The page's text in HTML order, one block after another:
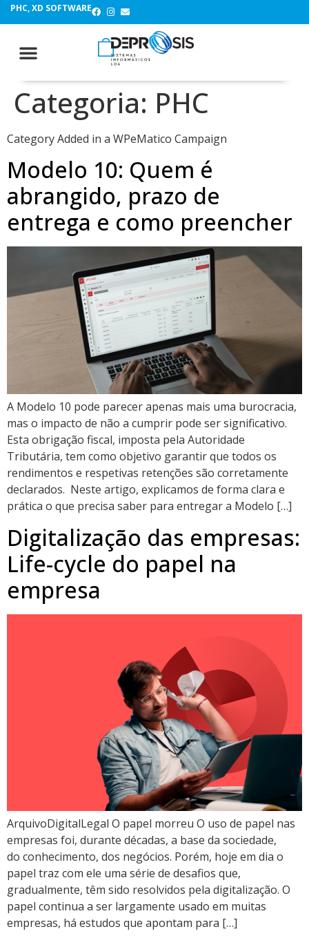
PHC, XD SOFTWARE
Categoria: PHC
Category Added in a WPeMatico Campaign
Modelo 10: Quem é
abrangido, prazo de
entrega e como preencher
A Modelo 10 pode parecer apenas mais uma burocracia,
mas o impacto de não a cumprir pode ser significativo.
Esta obrigação fiscal, imposta pela Autoridade
Tributária, tem como objetivo garantir que todos os
rendimentos e respetivas retenções são corretamente
declarados. Neste artigo, explicamos de forma clara e
prática o que precisa saber para entregar a Modelo […]
Digitalização das empresas:
Life-cycle do papel na
empresa
ArquivoDigitalLegal O papel morreu O uso de papel nas
empresas foi, durante décadas, a base da sociedade,
do conhecimento, dos negócios. Porém, hoje em dia o
papel traz com ele uma série de desafios que,
gradualmente, têm sido resolvidos pela digitalização. O
papel continua a ser largamente usado em muitas
empresas, há estudos que apontam para […]